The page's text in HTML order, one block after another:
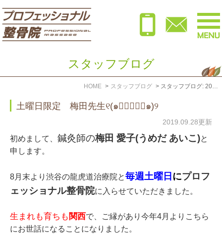
スタッフブログ
HOME スタッフブログ
土曜日限定 梅田先生୧(๑❛ั⌔❛ั๑)୨
2019.09.28更新
初めまして、 鍼灸師の梅田 愛子(うめだ あいこ)と
申します。
8月末より渋谷の龍虎道治療院と毎週土曜日 にプロフ
ェッショナル整骨院に入らせていただきました。
生まれも育ちも 関西で、ご縁があり今年4月よりこちら
にお世話になることになりました。